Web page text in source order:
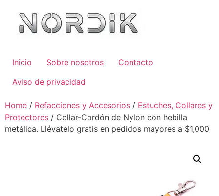
Inicio Sobre nosotros
Contacto
Aviso de privacidad
Home / Refacciones y Accesorios / Estuches, Collares y
Protectores / Collar-Cordón de Nylon con hebilla
metálica. Llévatelo gratis en pedidos mayores a $1,000